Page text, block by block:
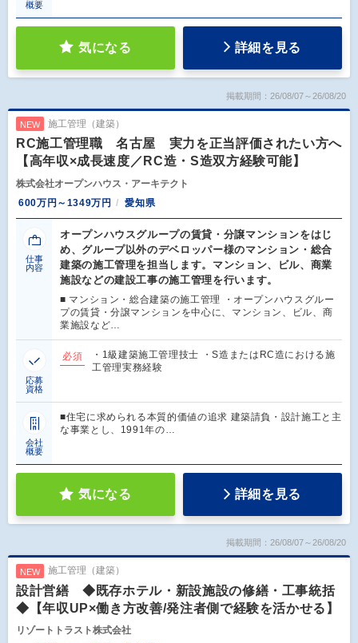
概要
気になる 詳細を見る
掲載期間：26/08/07～26/08/20
NEW 施工管理（建築）
RC施工管理職 名古屋 実力を正当評価されたい方へ
【高年収×成長速度／RC造・S造双方経験可能】
株式会社オープンハウス・アーキテクト
600万円～1349万円
愛知県
仕事
内容
オープンハウスグループの賃貸・分譲マンションをはじ
め、グループ以外のデベロッパー様のマンション・総合
建築の施工管理を担当します。マンション、ビル、商業
施設などの建設工事の施工管理を行います。
■ マンション・総合建築の施工管理 ・オープンハウスグルー
プの賃貸・分譲マンションを中心に、マンション、ビル、商
業施設など…
応募
資格
必須
・1級建築施工管理技士 ・S造またはRC造における施
工管理実務経験
会社
概要
■住宅に求められる本質的価値の追求 建築請負・設計施工と主
な事業とし、1991年の…
気になる 詳細を見る
掲載期間：26/08/07～26/08/20
NEW 施工管理（建築）
設計営繕 ◆既存ホテル・新設施設の修繕・工事統括
◆【年収UP×働き方改善/発注者側で経験を活かせる】
リゾートトラスト株式会社